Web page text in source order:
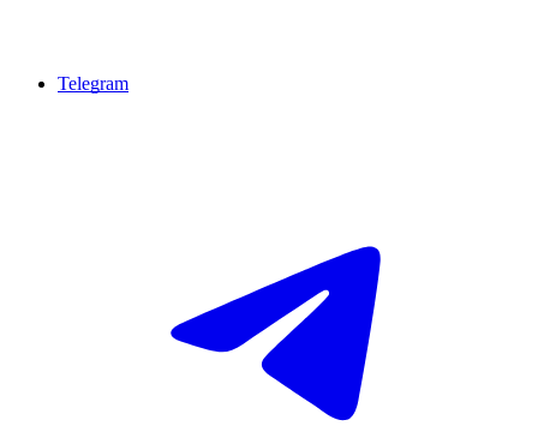
Telegram